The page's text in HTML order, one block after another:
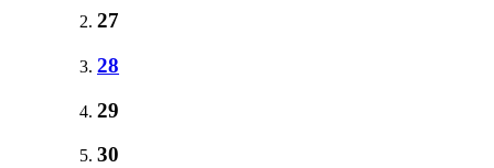
27
28
29
30